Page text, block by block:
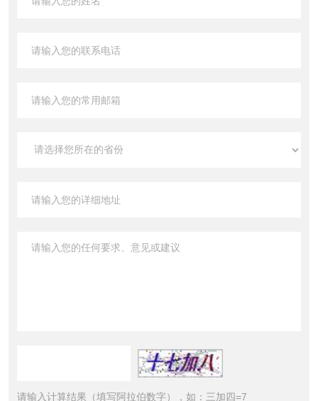
请输入计算结果（填写阿拉伯数字），如：三加四=7